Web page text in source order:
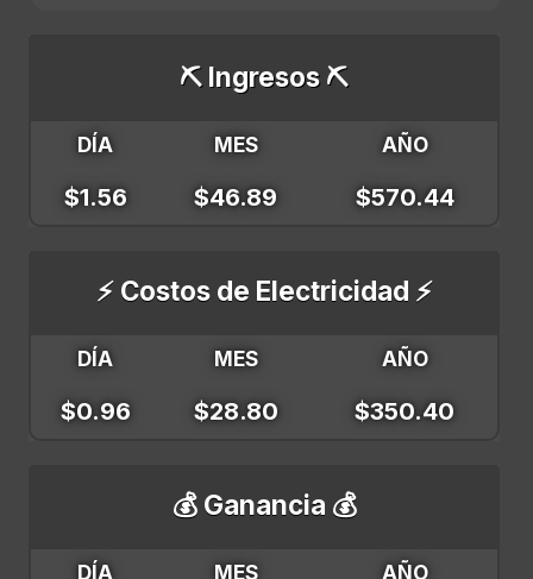
⛏️ Ingresos ⛏️
DÍA MES AÑO
$1.56 $46.89 $570.44
⚡ Costos de Electricidad ⚡
DÍA MES AÑO
$0.96 $28.80 $350.40
💰 Ganancia 💰
DÍA MES AÑO